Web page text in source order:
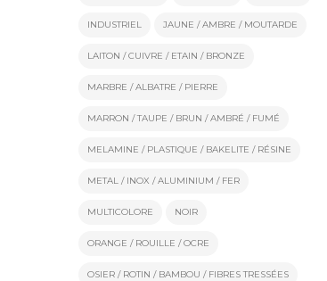
INDUSTRIEL JAUNE / AMBRE / MOUTARDE
LAITON / CUIVRE / ETAIN / BRONZE
MARBRE / ALBATRE / PIERRE
MARRON / TAUPE / BRUN / AMBRÉ / FUMÉ
MELAMINE / PLASTIQUE / BAKELITE / RÉSINE
METAL / INOX / ALUMINIUM / FER
MULTICOLORE NOIR
ORANGE / ROUILLE / OCRE
OSIER / ROTIN / BAMBOU / FIBRES TRESSÉES